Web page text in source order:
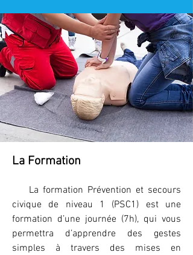
La Formation
La formation Prévention et secours
civique de niveau 1 (PSC1) est une
formation d’une journée (7h), qui vous
permettra d’apprendre des gestes
simples à travers des mises en